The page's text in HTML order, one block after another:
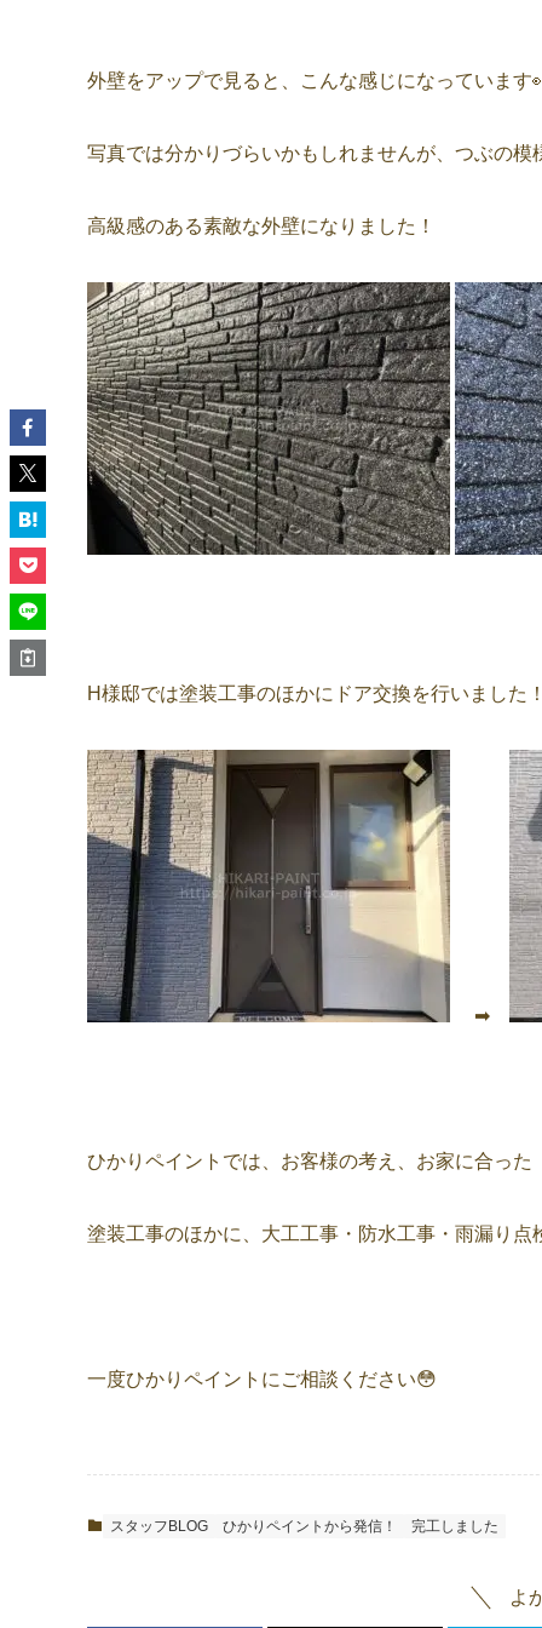
外壁をアップで見ると、こんな感じになっています
写真では分かりづらいかもしれませんが、つぶの模
高級感のある素敵な外壁になりました！
H様邸では塗装工事のほかにドア交換を行いました
➡
ひかりペイントでは、お客様の考え、お家に合っ
塗装工事のほかに、大工工事・防水工事・雨漏り
一度ひかりペイントにご相談ください😳
スタッフBLOG ひかりペイントから発信！ 完工しました
よ